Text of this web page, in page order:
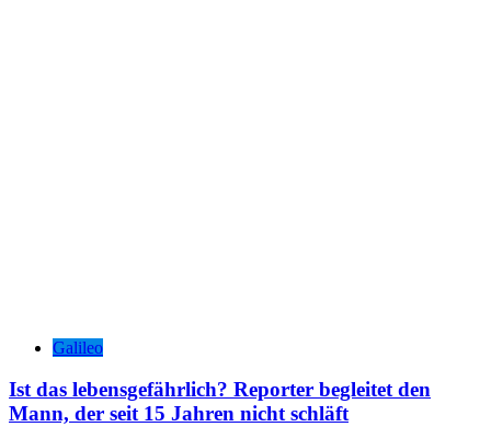
Galileo
Ist das lebensgefährlich? Reporter begleitet den
Mann, der seit 15 Jahren nicht schläft